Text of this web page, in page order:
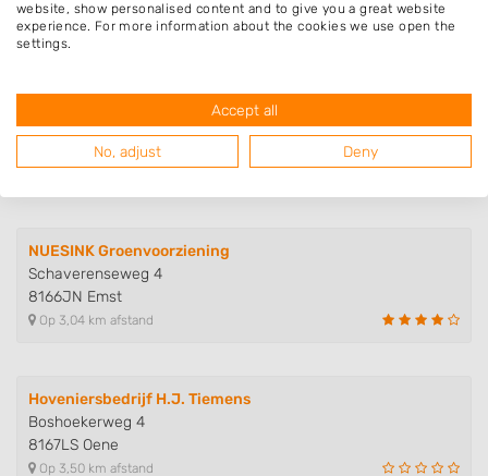
Op 2,05 km afstand
Verloren Beekweg 1
8166GX Emst
Op 2,08 km afstand
NUESINK Groenvoorziening
Schaverenseweg 4
8166JN Emst
Op 3,04 km afstand
Hoveniersbedrijf H.J. Tiemens
Boshoekerweg 4
8167LS Oene
Op 3,50 km afstand
website, show personalised content and to give you a great website
experience. For more information about the cookies we use open the
settings.
Accept all
No, adjust Deny